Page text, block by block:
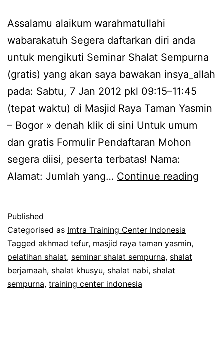
Assalamu alaikum warahmatullahi
wabarakatuh Segera daftarkan diri anda
untuk mengikuti Seminar Shalat Sempurna
(gratis) yang akan saya bawakan insya_allah
pada: Sabtu, 7 Jan 2012 pkl 09:15–11:45
(tepat waktu) di Masjid Raya Taman Yasmin
– Bogor » denah klik di sini Untuk umum
dan gratis Formulir Pendaftaran Mohon
segera diisi, peserta terbatas! Nama:
Alamat: Jumlah yang… Continue reading
Published
Categorised as Imtra Training Center Indonesia
Tagged akhmad tefur, masjid raya taman yasmin,
pelatihan shalat, seminar shalat sempurna, shalat
berjamaah, shalat khusyu, shalat nabi, shalat
sempurna, training center indonesia